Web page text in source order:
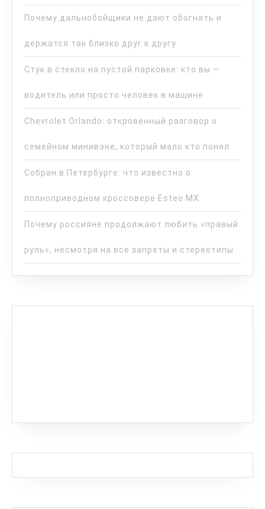
Почему дальнобойщики не дают обогнать и
держатся так близко друг к другу
Стук в стекло на пустой парковке: кто вы —
водитель или просто человек в машине
Chevrolet Orlando: откровенный разговор о
семейном минивэне, который мало кто понял
Собран в Петербурге: что известно о
полноприводном кроссовере Esteo MX
Почему россияне продолжают любить «правый
руль», несмотря на все запреты и стереотипы